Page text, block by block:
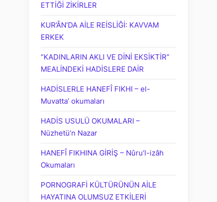
ETTİĞİ ZİKİRLER
KUR’ÂN’DA AİLE REİSLİĞİ: KAVVAM
ERKEK
“KADINLARIN AKLI VE DİNİ EKSİKTİR”
MEALİNDEKİ HADİSLERE DAİR
HADİSLERLE HANEFÎ FIKHI – el-
Muvatta’ okumaları
HADİS USULÜ OKUMALARI –
Nüzhetü’n Nazar
HANEFÎ FIKHINA GİRİŞ – Nûru’l-izâh
Okumaları
PORNOGRAFİ KÜLTÜRÜNÜN AİLE
HAYATINA OLUMSUZ ETKİLERİ